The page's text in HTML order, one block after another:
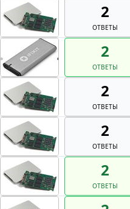
2
ОТВЕТЫ
2
ОТВЕТЫ
2
ОТВЕТЫ
2
ОТВЕТЫ
2
ОТВЕТЫ